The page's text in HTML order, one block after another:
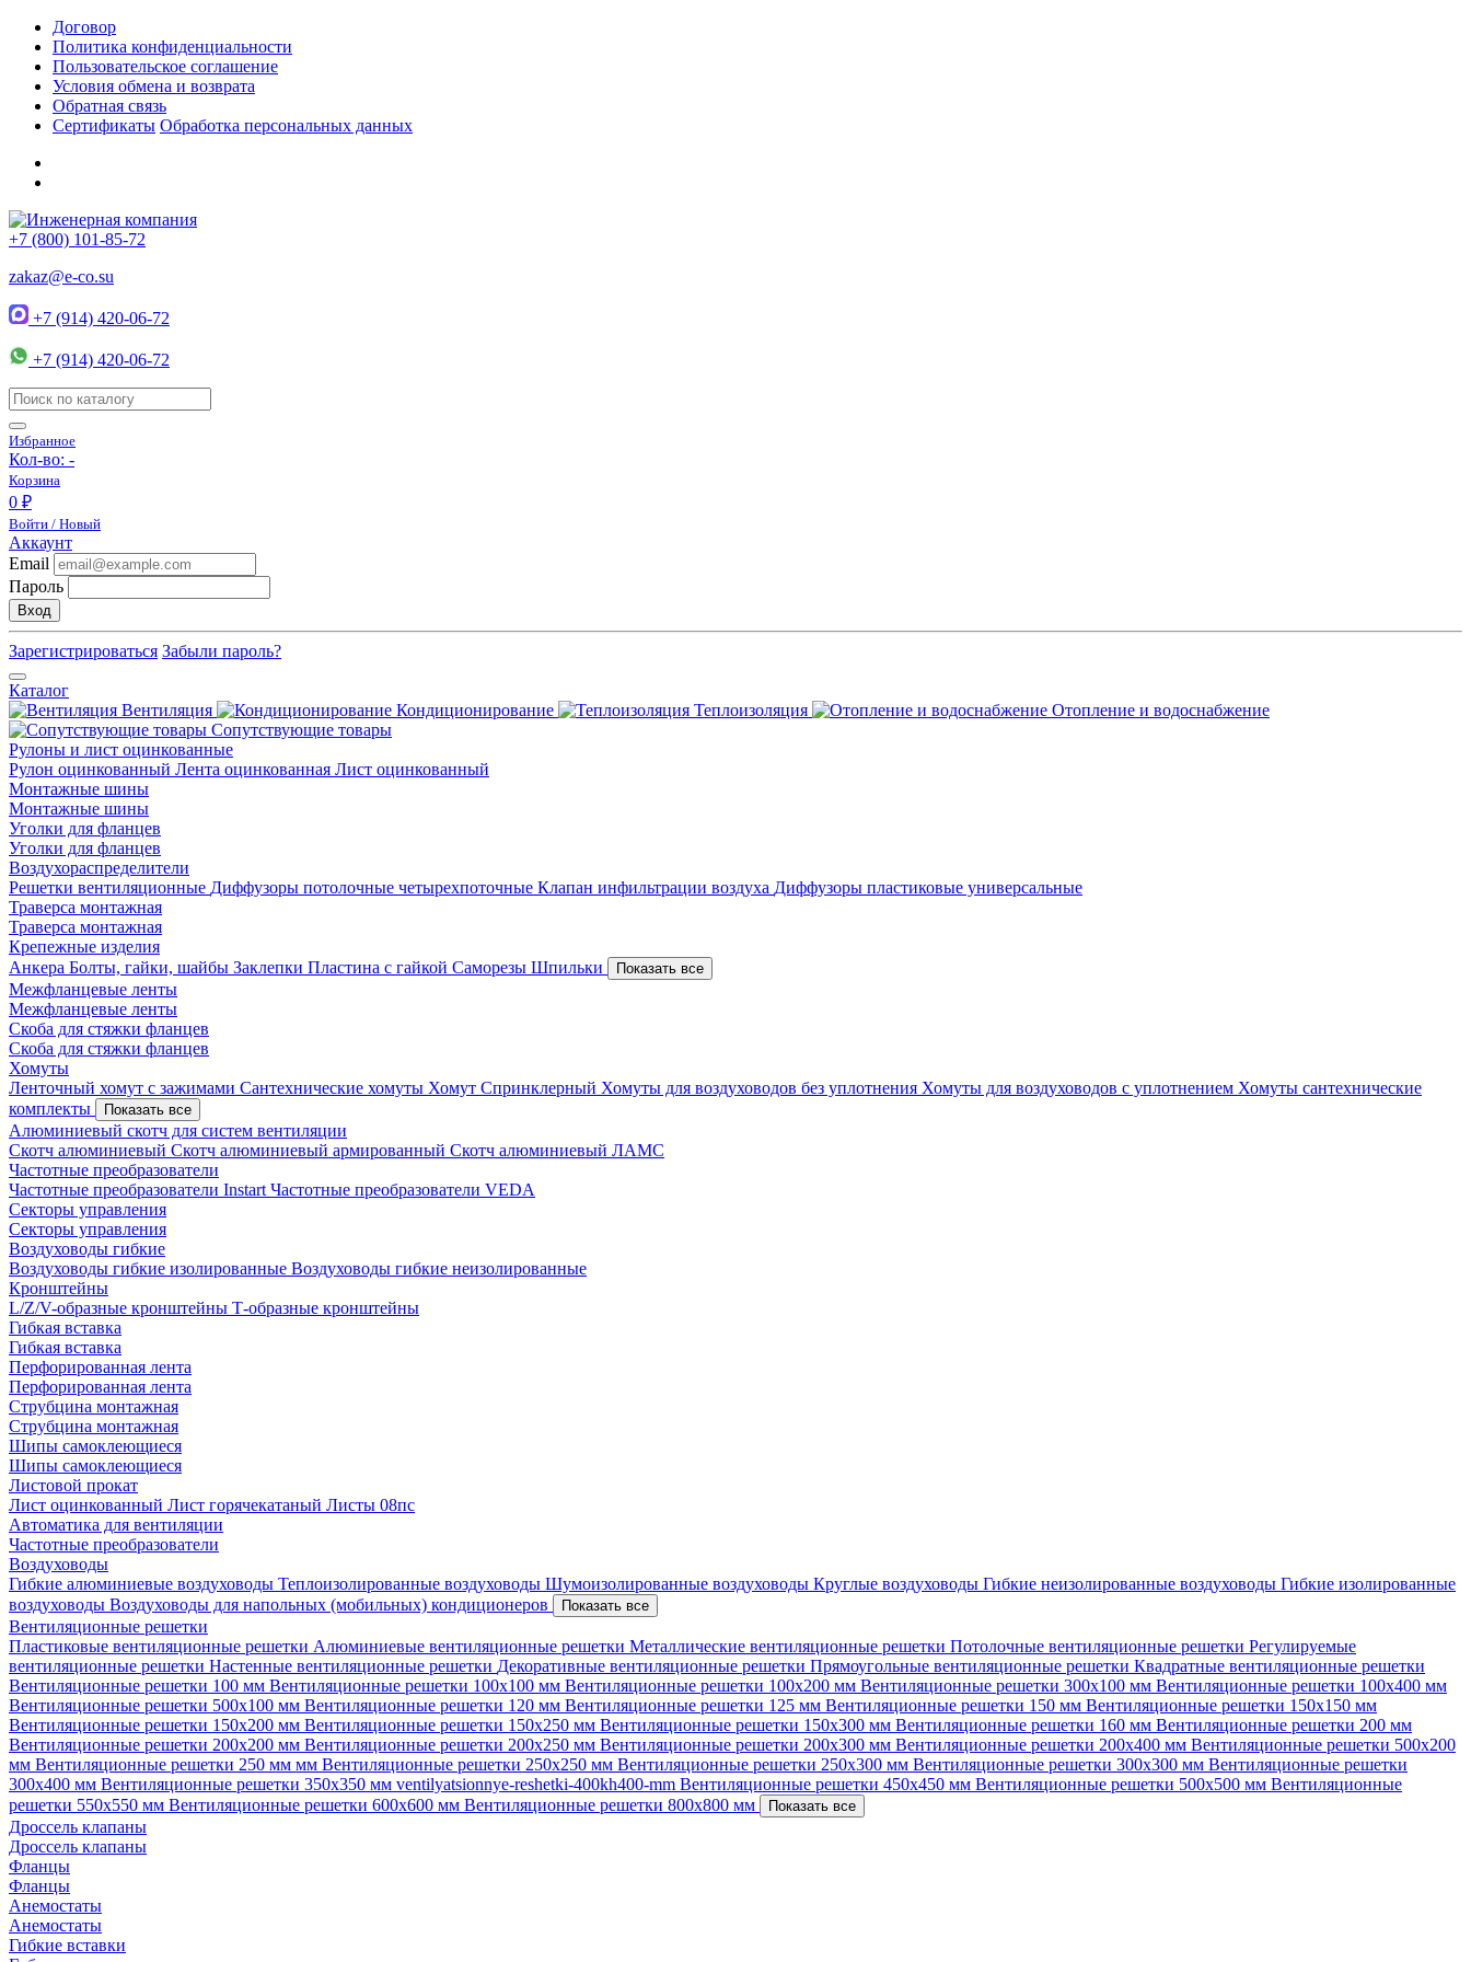
Договор
Политика конфиденциальности
Пользовательское соглашение
Условия обмена и возврата
Обратная связь
Сертификаты Обработка персональных данных
+7 (800) 101-85-72
zakaz@e-co.su
+7 (914) 420-06-72
+7 (914) 420-06-72
Избранное
Кол-во: -
Корзина
0 ₽
Войти / Новый
Аккаунт
Email
Пароль
Вход
Зарегистрироваться Забыли пароль?
Каталог
Вентиляция
Кондиционирование Теплоизоляция
Отопление и водоснабжение
Сопутствующие товары
Рулоны и лист оцинкованные
Рулон оцинкованный Лента оцинкованная Лист оцинкованный
Монтажные шины
Монтажные шины
Уголки для фланцев
Уголки для фланцев
Воздухораспределители
Решетки вентиляционные Диффузоры потолочные четырехпоточные Клапан инфильтрации воздуха Диффузоры пластиковые универсальные
Траверса монтажная
Траверса монтажная
Крепежные изделия
Анкера Болты, гайки, шайбы Заклепки Пластина с гайкой Саморезы Шпильки Показать все
Межфланцевые ленты
Межфланцевые ленты
Скоба для стяжки фланцев
Скоба для стяжки фланцев
Хомуты
Ленточный хомут с зажимами Сантехнические хомуты Хомут Спринклерный Хомуты для воздуховодов без уплотнения Хомуты для воздуховодов с уплотнением Хомуты сантехнические
комплекты
Показать все
Алюминиевый скотч для систем вентиляции
Скотч алюминиевый Скотч алюминиевый армированный Скотч алюминиевый ЛАМС
Частотные преобразователи
Частотные преобразователи Instart Частотные преобразователи VEDA
Секторы управления
Секторы управления
Воздуховоды гибкие
Воздуховоды гибкие изолированные Воздуховоды гибкие неизолированные
Кронштейны
L/Z/V-образные кронштейны Т-образные кронштейны
Гибкая вставка
Гибкая вставка
Перфорированная лента
Перфорированная лента
Струбцина монтажная
Струбцина монтажная
Шипы самоклеющиеся
Шипы самоклеющиеся
Листовой прокат
Лист оцинкованный Лист горячекатаный Листы 08пс
Автоматика для вентиляции
Частотные преобразователи
Воздуховоды
Гибкие алюминиевые воздуховоды Теплоизолированные воздуховоды Шумоизолированные воздуховоды Круглые воздуховоды Гибкие неизолированные воздуховоды Гибкие изолированные
воздуховоды Воздуховоды для напольных (мобильных) кондиционеров Показать все
Вентиляционные решетки
Пластиковые вентиляционные решетки Алюминиевые вентиляционные решетки Металлические вентиляционные решетки Потолочные вентиляционные решетки Регулируемые
вентиляционные решетки Настенные вентиляционные решетки Декоративные вентиляционные решетки Прямоугольные вентиляционные решетки Квадратные вентиляционные решетки
Вентиляционные решетки 100 мм Вентиляционные решетки 100х100 мм Вентиляционные решетки 100х200 мм Вентиляционные решетки 300х100 мм Вентиляционные решетки 100х400 мм
Вентиляционные решетки 500х100 мм Вентиляционные решетки 120 мм Вентиляционные решетки 125 мм Вентиляционные решетки 150 мм Вентиляционные решетки 150х150 мм
Вентиляционные решетки 150х200 мм Вентиляционные решетки 150х250 мм Вентиляционные решетки 150х300 мм Вентиляционные решетки 160 мм Вентиляционные решетки 200 мм
Вентиляционные решетки 200х200 мм Вентиляционные решетки 200х250 мм Вентиляционные решетки 200х300 мм Вентиляционные решетки 200х400 мм Вентиляционные решетки 500х200
мм Вентиляционные решетки 250 мм мм Вентиляционные решетки 250х250 мм Вентиляционные решетки 250х300 мм Вентиляционные решетки 300х300 мм Вентиляционные решетки
300х400 мм Вентиляционные решетки 350х350 мм ventilyatsionnye-reshetki-400kh400-mm Вентиляционные решетки 450х450 мм Вентиляционные решетки 500х500 мм Вентиляционные
решетки 550х550 мм Вентиляционные решетки 600х600 мм Вентиляционные решетки 800х800 мм Показать все
Дроссель клапаны
Дроссель клапаны
Фланцы
Фланцы
Анемостаты
Анемостаты
Гибкие вставки